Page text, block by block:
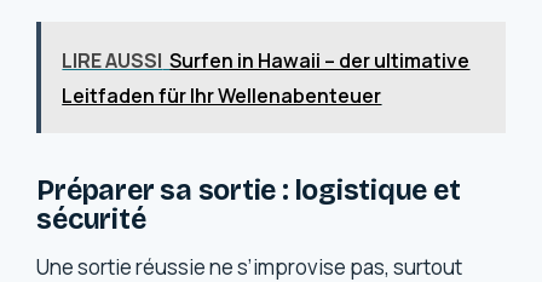
LIRE AUSSI Surfen in Hawaii – der ultimative
Leitfaden für Ihr Wellenabenteuer
Préparer sa sortie : logistique et
sécurité
Une sortie réussie ne s’improvise pas, surtout